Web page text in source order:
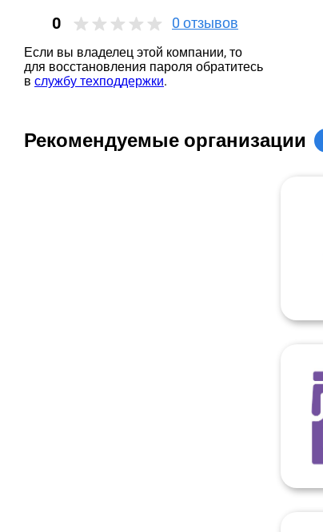
0 0 отзывов
Если вы владелец этой компании, то
для восстановления пароля обратитесь
в службу техподдержки.
Рекомендуемые организации